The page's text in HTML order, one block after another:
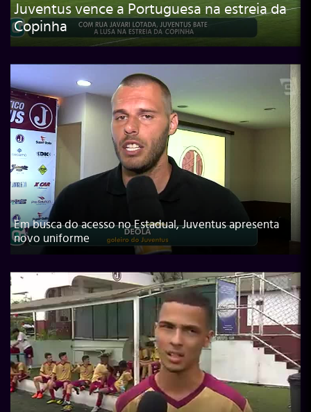
Juventus vence a Portuguesa na estreia da
Copinha
Em busca do acesso no Estadual, Juventus apresenta
novo uniforme